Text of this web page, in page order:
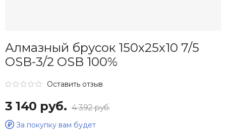
Алмазный брусок 150х25х10 7/5
OSB-3/2 OSB 100%
Оставить отзыв
3 140 руб. 4 392 руб.
За покупку вам будет